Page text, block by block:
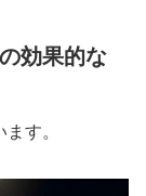
効果的な
す。